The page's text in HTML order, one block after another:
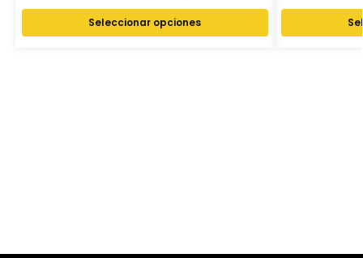
Seleccionar opciones